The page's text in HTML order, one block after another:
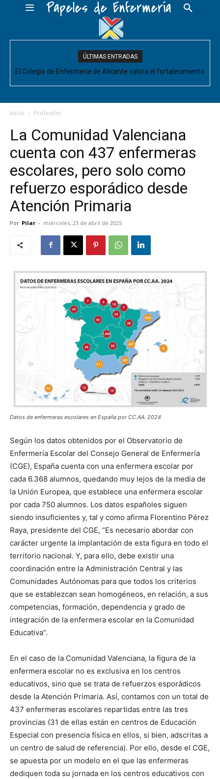
Papeles de Enfermería
ÚLTIMAS ENTRADAS
El Colegio de Enfermería de Alicante valora el fortalecimiento
acompañe de decisiones estructurales para...
Inicio Profesión
La Comunidad Valenciana
cuenta con 437 enfermeras
escolares, pero solo como
refuerzo esporádico desde
Atención Primaria
Por Pilar - miércoles, 23 de abril de 2025
Datos de enfermeras escolares en España por CC.AA. 2024
Según los datos obtenidos por el Observatorio de
Enfermería Escolar del Consejo General de Enfermería
(CGE), España cuenta con una enfermera escolar por
cada 6.368 alumnos, quedando muy lejos de la media de
la Unión Europea, que establece una enfermera escolar
por cada 750 alumnos. Los datos españoles siguen
siendo insuficientes y, tal y como afirma Florentino Pérez
Raya, presidente del CGE, “Es necesario abordar con
carácter urgente la implantación de esta figura en todo el
territorio nacional. Y, para ello, debe existir una
coordinación entre la Administración Central y las
Comunidades Autónomas para que todos los criterios
que se establezcan sean homogéneos, en relación, a sus
competencias, formación, dependencia y grado de
integración de la enfermera escolar en la Comunidad
Educativa”.
En el caso de la Comunidad Valenciana, la figura de la
enfermera escolar no es exclusiva en los centros
educativos, sino que se trata de refuerzos esporádicos
desde la Atención Primaria. Así, contamos con un total de
437 enfermeras escolares repartidas entre las tres
provincias (31 de ellas están en centros de Educación
Especial con presencia física en ellos, si bien, adscritas a
un centro de salud de referencia). Por ello, desde el CGE,
se apuesta por un modelo en el que las enfermeras
dediquen toda su jornada en los centros educativos con